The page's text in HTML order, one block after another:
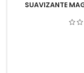
SUAVIZANTE